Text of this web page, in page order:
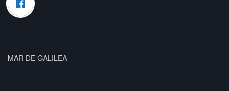
MAR DE GALILEA